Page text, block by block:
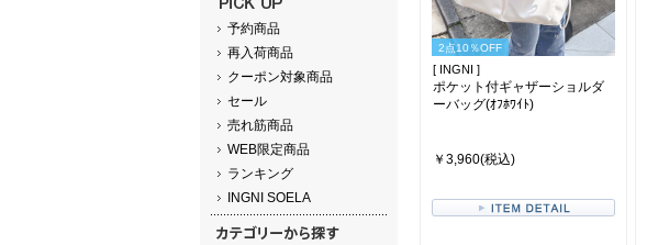
予約商品
再入荷商品
クーポン対象商品
セール
売れ筋商品
WEB限定商品
ランキング
INGNI SOELA
2点10％OFF
[ INGNI ]
ポケット付ギャザーショルダ
ーバッグ(ｵﾌﾎﾜｲﾄ)
￥3,960(税込)